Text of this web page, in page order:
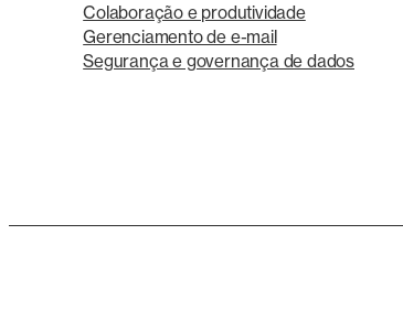
Colaboração e produtividade
Gerenciamento de e-mail
Segurança e governança de dados